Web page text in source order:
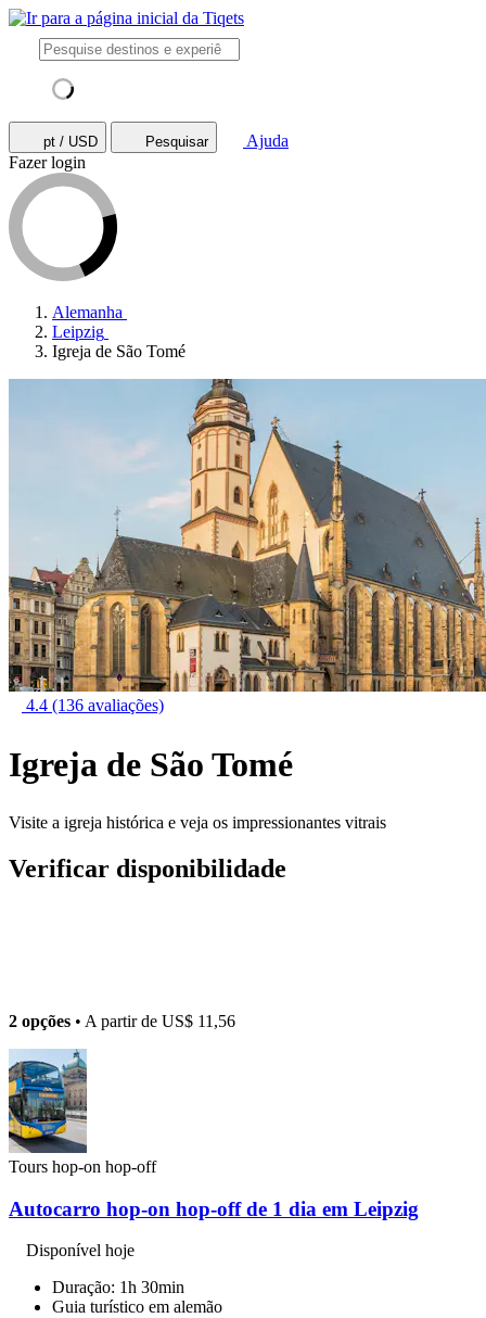
pt / USD Pesquisar
Ajuda
Fazer login
Alemanha
Leipzig
Igreja de São Tomé
4.4 (136 avaliações)
Igreja de São Tomé
Visite a igreja histórica e veja os impressionantes vitrais
Verificar disponibilidade
2 opções • A partir de US$ 11,56
Tours hop-on hop-off
Autocarro hop-on hop-off de 1 dia em Leipzig
Disponível hoje
Duração: 1h 30min
Guia turístico em alemão